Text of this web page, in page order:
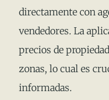
directamente con
vendedores. La
precios de
zonas, lo cual es
informadas.